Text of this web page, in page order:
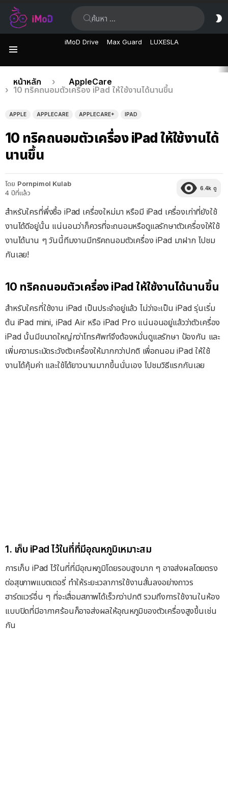
iMoD Drive Max Guard LUXESLA
เรื่อง
ล่าสุด
คุณอยู่ที่นี่:
หน้าหลัก
AppleCare
10 ทริคถนอมตัวเครื่อง iPad ให้ใช้งานได้นานขึ้น
APPLE APPLECARE APPLECARE+ IPAD
10 ทริคถนอมตัวเครื่อง iPad ให้ใช้งานได้
นานขึ้น
โดย Pornpimol Kulab
4 ปีที่แล้ว
6.4k ดู
สำหรับใครที่พึ่งซื้อ iPad เครื่องใหม่มา หรือมี iPad เครื่องเก่าที่ยังใช้
งานได้ดีอยู่นั้น แน่นอนว่าก็ควรที่จะถนอมหรือดูแลรักษาตัวเครื่องให้ใช้
งานได้นาน ๆ วันนี้ทีมงานมีทริคถนอมตัวเครื่อง iPad มาฝาก ไปชม
กันเลย!
10 ทริคถนอมตัวเครื่อง iPad ให้ใช้งานได้นานขึ้น
สำหรับใครที่ใช้งาน iPad เป็นประจำอยู่แล้ว ไม่ว่าจะเป็น iPad รุ่นเริ่ม
ต้น iPad mini, iPad Air หรือ iPad Pro แน่นอนอยู่แล้วว่าตัวเครื่อง
iPad นั้นมีขนาดใหญ่กว่าโทรศัพท์จึงต้องหมั่นดูแลรักษา ป้องกัน และ
เพิ่มความระมัดระวังตัวเครื่องให้มากกว่าปกติ เพื่อถนอม iPad ให้ใช้
งานได้คุ้มค่า และใช้ได้ยาวนานมากขึ้นนั่นเอง ไปชมวิธีแรกกันเลย
1. เก็บ iPad ไว้ในที่ที่มีอุณหภูมิเหมาะสม
การเก็บ iPad ไว้ในที่ที่มีอุณหภูมิโดยรอบสูงมาก ๆ อาจส่งผลโดยตรง
ต่อสุขภาพแบตเตอรี่ ทำให้ระยะเวลาการใช้งานสั้นลงอย่างถาวร
ฮาร์ดแวร์อื่น ๆ ที่จะเสื่อมสภาพได้เร็วกว่าปกติ รวมถึงการใช้งานในห้อง
แบบปิดที่มีอากาศร้อนก็อาจส่งผลให้อุณหภูมิของตัวเครื่องสูงขึ้นเช่น
กัน